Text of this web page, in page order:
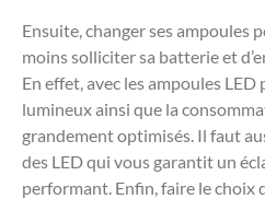
Ensuite, changer ses ampoules
moins solliciter sa batterie et
En effet, avec les ampoules
lumineux ainsi que la
grandement optimisés. Il faut
des LED qui vous garantit un
performant. Enfin, faire le choix